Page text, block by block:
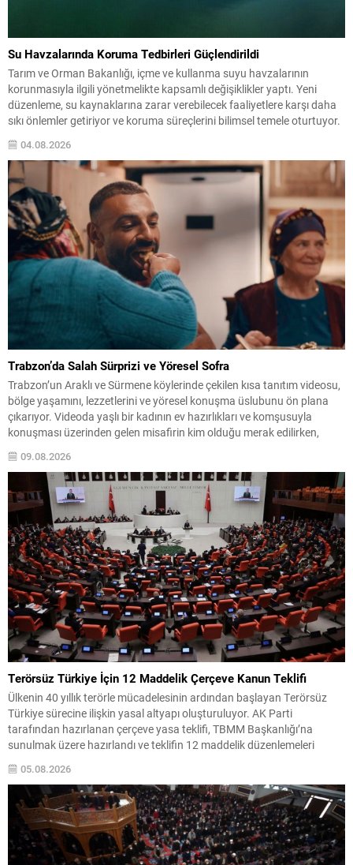
Su Havzalarında Koruma Tedbirleri Güçlendirildi
Tarım ve Orman Bakanlığı, içme ve kullanma suyu havzalarının
korunmasıyla ilgili yönetmelikte kapsamlı değişiklikler yaptı. Yeni
düzenleme, su kaynaklarına zarar verebilecek faaliyetlere karşı daha
sıkı önlemler getiriyor ve koruma süreçlerini bilimsel temele oturtuyor.
önlenmesi için ilgili kurumlar gerekli tedbirleri almakla yükümlü
olacak....
04.08.2026
Trabzon’da Salah Sürprizi ve Yöresel Sofra
Trabzon’un Araklı ve Sürmene köylerinde çekilen kısa tanıtım videosu,
bölge yaşamını, lezzetlerini ve yöresel konuşma üslubunu ön plana
çıkarıyor. Videoda yaşlı bir kadının ev hazırlıkları ve komşusuyla
konuşması üzerinden gelen misafirin kim olduğu merak edilirken,
anlatım doğal bir sıcaklık taşıyor. Evde sofrayı kuran kadın, telaşlı bir
şekilde “Tutma beni, işim...
09.08.2026
Terörsüz Türkiye İçin 12 Maddelik Çerçeve Kanun Teklifi
Ülkenin 40 yıllık terörle mücadelesinin ardından başlayan Terörsüz
Türkiye sürecine ilişkin yasal altyapı oluşturuluyor. AK Parti
tarafından hazırlanan çerçeve yasa teklifi, TBMM Başkanlığı’na
sunulmak üzere hazırlandı ve teklifin 12 maddelik düzenlemeleri
kamuoyuyla paylaşıldı. Hazırlanan düzenleme, örgütün fiili varlığını
sona erdirdiğinin ve tüm silah ile mühimmatını teslim ettiğinin güvenlik
kurumlarınca tespiti...
05.08.2026